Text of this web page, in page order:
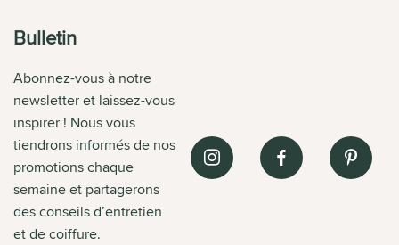
Bulletin
Abonnez-vous à notre
newsletter et laissez-vous
inspirer ! Nous vous
tiendrons informés de nos
promotions chaque
semaine et partagerons
des conseils d’entretien
et de coiffure.